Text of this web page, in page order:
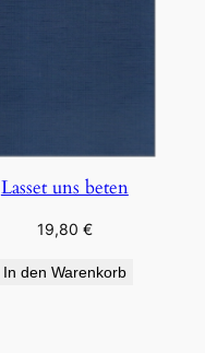
Lasset uns beten
19,80 €
In den Warenkorb